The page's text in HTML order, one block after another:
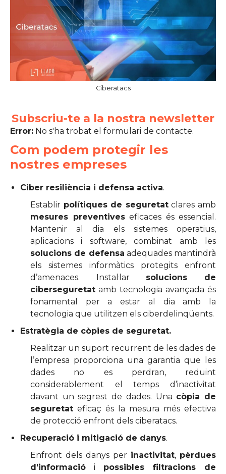
Ciberatacs
Subscriu-te a la nostra newsletter
Error: No s'ha trobat el formulari de contacte.
Com podem protegir les
nostres empreses
Ciber resiliència i defensa activa.
Establir polítiques de seguretatclares amb
mesures preventiveseficaces és essencial.
Mantenir al dia els sistemes operatius,
aplicacions i software, combinat amb les
solucions de defensa adequades mantindrà
els sistemes informàtics protegits enfront
d’amenaces. Instal·lar solucions de
ciberseguretat amb tecnologia avançada és
fonamental per a estar al dia amb la
tecnologia que utilitzen els ciberdelinqüents.
Estratègia de còpies de seguretat.
Realitzar un suport recurrent de les dades de
l’empresa proporciona una garantia que les
dades no es perdran, reduint
considerablement el temps d’inactivitat
davant un segrest de dades. Una còpia de
seguretat eficaç és la mesura més efectiva
de protecció enfront dels ciberatacs.
Recuperació i mitigació de danys.
Enfront dels danys per inactivitat, pèrdues
d’informació i possibles filtracions de